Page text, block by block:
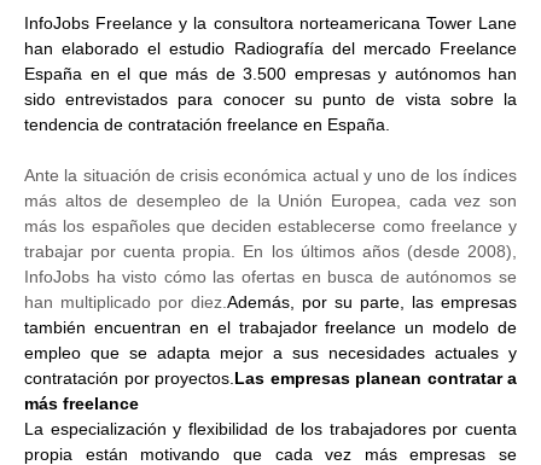
InfoJobs Freelance y la consultora norteamericana Tower Lane
han elaborado el estudio Radiografía del mercado Freelance
España en el que más de 3.500 empresas y autónomos han
sido entrevistados para conocer su punto de vista sobre la
tendencia de contratación freelance en España.
Ante la situación de crisis económica actual y uno de los índices
más altos de desempleo de la Unión Europea, cada vez son
más los españoles que deciden establecerse como freelance y
trabajar por cuenta propia. En los últimos años (desde 2008),
InfoJobs ha visto cómo las ofertas en busca de autónomos se
han multiplicado por diez. Además, por su parte, las empresas
también encuentran en el trabajador freelance un modelo de
empleo que se adapta mejor a sus necesidades actuales y
contratación por proyectos. Las empresas planean contratar a
más freelance
La especialización y flexibilidad de los trabajadores por cuenta
propia están motivando que cada vez más empresas se